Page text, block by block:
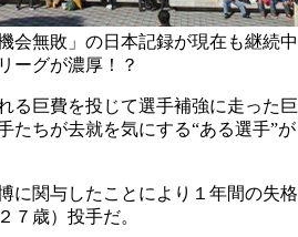
会無敗」の日本記録が現在も継続中
ーグが濃厚！？
る巨費を投じて選手補強に走った巨
たちが去就を気にする“ある選手”が
に関与したことにより１年間の失格
７歳）投手だ。